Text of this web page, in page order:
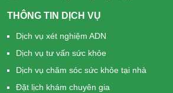
THÔNG TIN DỊCH VỤ
Dịch vụ xét nghiệm ADN
Dịch vụ tư vấn sức khỏe
Dịch vụ chăm sóc sức khỏe tại nhà
Đặt lịch khám chuyên gia